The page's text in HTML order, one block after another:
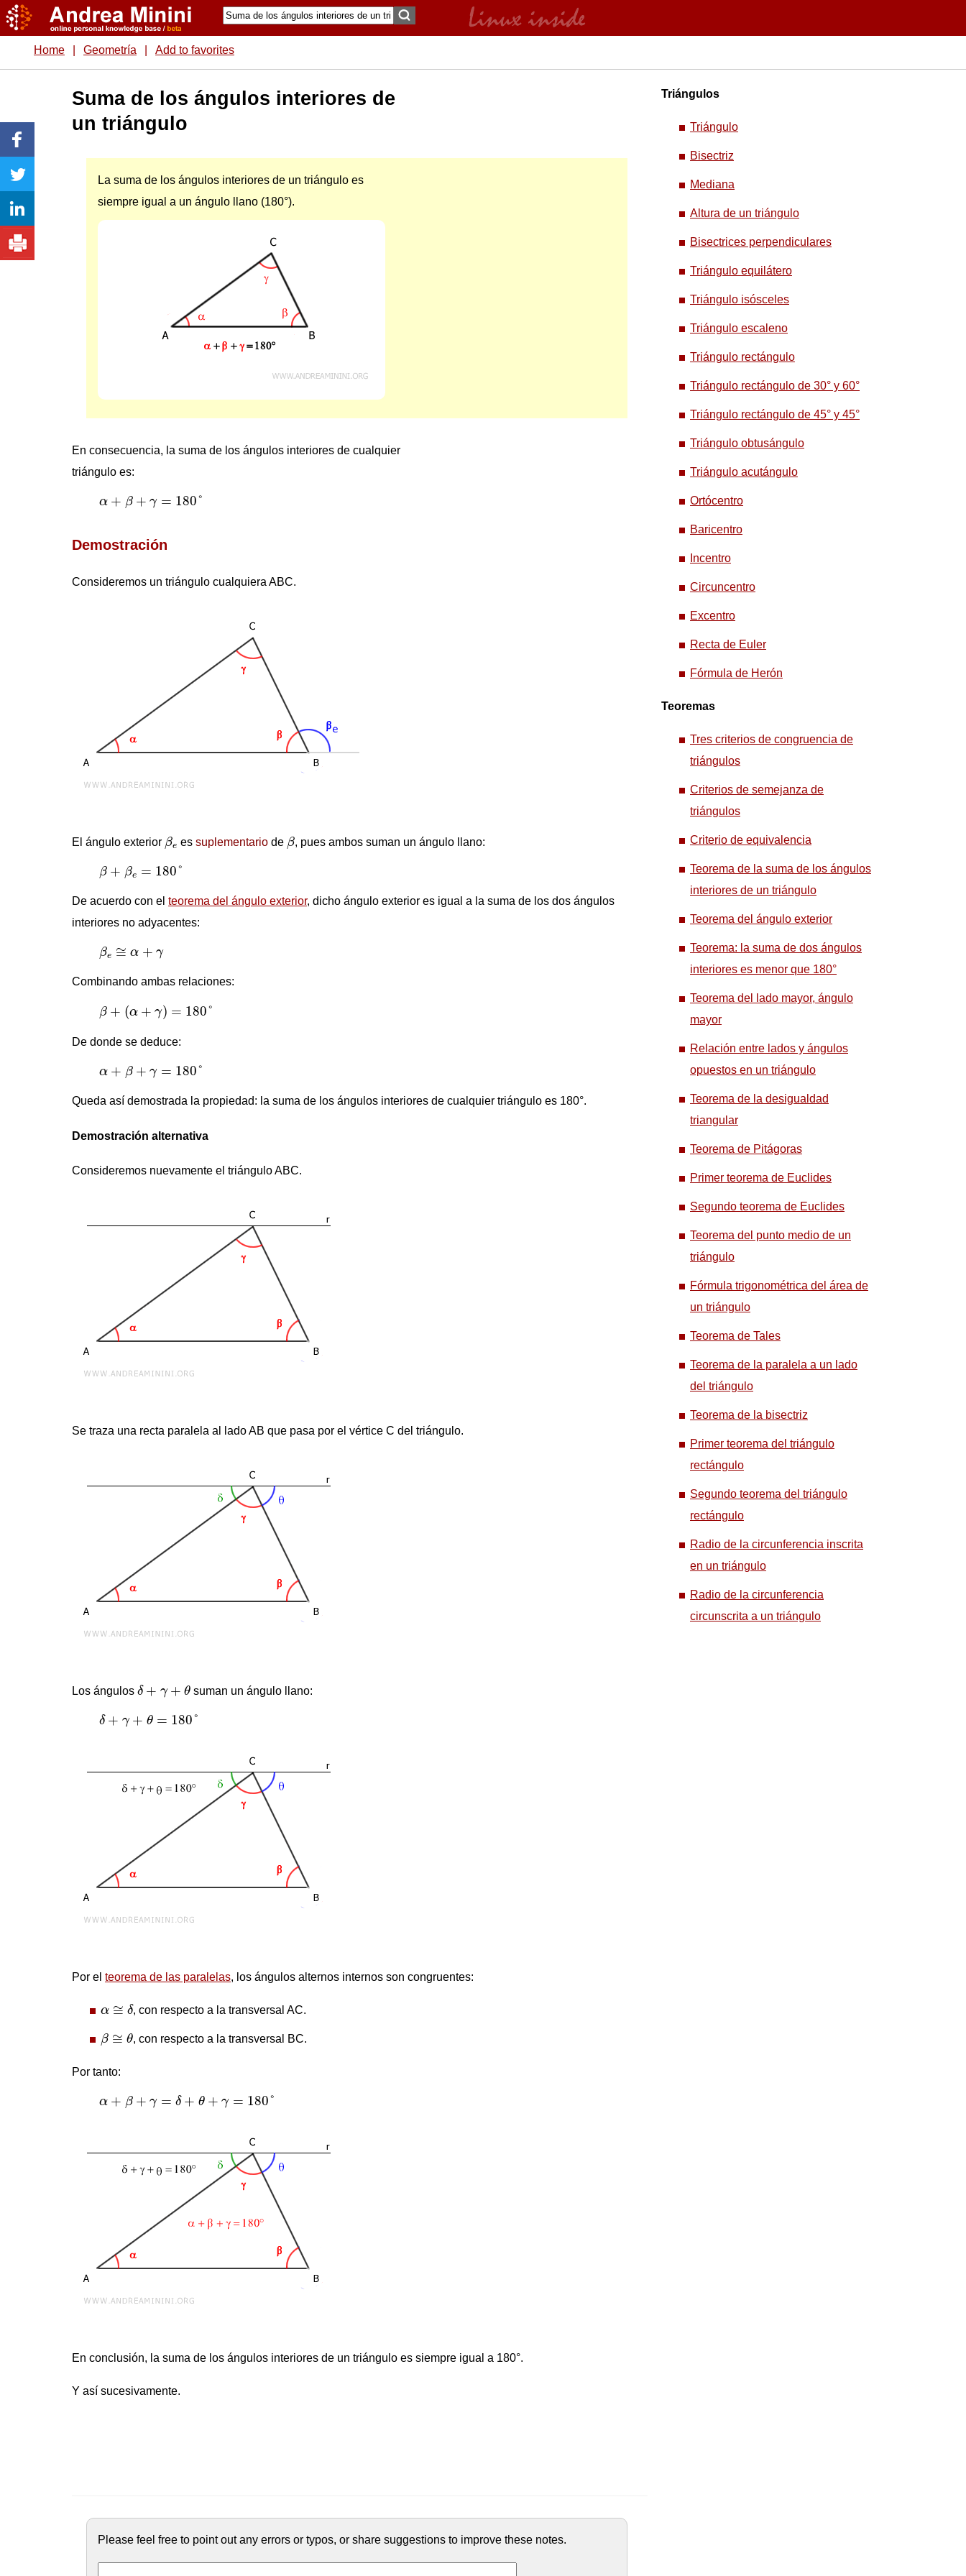
Home Geometría Add to favorites
Suma de los ángulos interiores de
un triángulo
La suma de los ángulos interiores de un triángulo es
siempre igual a un ángulo llano (180°).
En consecuencia, la suma de los ángulos interiores de cualquier
triángulo es:
α + β + γ = 180°
α +β + 180°
Demostración
Consideremos un triángulo cualquiera ABC.
El ángulo exterior βe
β es suplementariode β
β, pues ambos suman un ángulo llano:
β + βe = 180°
β+ βe 180°
De acuerdo con el teorema del ángulo exterior, dicho ángulo exterior es igual a la suma de los dos ángulos
interiores no adyacentes:
βe ≅ α + γ
β e≅ +
Combinando ambas relaciones:
β + (α + γ) = 180°
β + + = 180°
De donde se deduce:
α + β + γ = 180°
α +β + 180°
Queda así demostrada la propiedad: la suma de los ángulos interiores de cualquier triángulo es 180°.
Demostración alternativa
Consideremos nuevamente el triángulo ABC.
Se traza una recta paralela al lado AB que pasa por el vértice C del triángulo.
Los ángulos δ + γ + θ
δ + θ suman un ángulo llano:
δ + γ + θ = 180°
δ + θ= 180°
Por el teorema de las paralelas, los ángulos alternos internos son congruentes:
α ≅ δ
≅δ , con respecto a la transversal AC.
β ≅ θ
β ≅θ , con respecto a la transversal BC.
Por tanto:
α + β + γ = δ + θ + γ = 180°
α + δ+ θ +γ = °
En conclusión, la suma de los ángulos interiores de un triángulo es siempre igual a 180°.
Y así sucesivamente.
Please feel free to point out any errors or typos, or share suggestions to improve these notes.
Triángulos
Triángulo
Bisectriz
Mediana
Altura de un triángulo
Bisectrices perpendiculares
Triángulo equilátero
Triángulo isósceles
Triángulo escaleno
Triángulo rectángulo
Triángulo rectángulo de 30° y 60°
Triángulo rectángulo de 45° y 45°
Triángulo obtusángulo
Triángulo acutángulo
Ortócentro
Baricentro
Incentro
Circuncentro
Excentro
Recta de Euler
Fórmula de Herón
Teoremas
Tres criterios de congruencia de
triángulos
Criterios de semejanza de
triángulos
Criterio de equivalencia
Teorema de la suma de los ángulos
interiores de un triángulo
Teorema del ángulo exterior
Teorema: la suma de dos ángulos
interiores es menor que 180°
Teorema del lado mayor, ángulo
mayor
Relación entre lados y ángulos
opuestos en un triángulo
Teorema de la desigualdad
triangular
Teorema de Pitágoras
Primer teorema de Euclides
Segundo teorema de Euclides
Teorema del punto medio de un
triángulo
Fórmula trigonométrica del área de
un triángulo
Teorema de Tales
Teorema de la paralela a un lado
del triángulo
Teorema de la bisectriz
Primer teorema del triángulo
rectángulo
Segundo teorema del triángulo
rectángulo
Radio de la circunferencia inscrita
en un triángulo
Radio de la circunferencia
circunscrita a un triángulo